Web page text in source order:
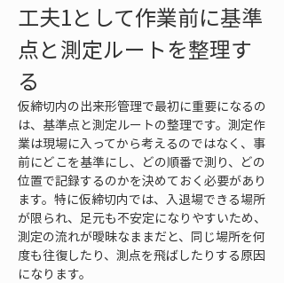
工夫1として作業前に基準
点と測定ルートを整理す
る
仮締切内の出来形管理で最初に重要になるの
は、基準点と測定ルートの整理です。測定作
業は現場に入ってから考えるのではなく、事
前にどこを基準にし、どの順番で測り、どの
位置で記録するのかを決めておく必要があり
ます。特に仮締切内では、入退場できる場所
が限られ、足元も不安定になりやすいため、
測定の流れが曖昧なままだと、同じ場所を何
度も往復したり、測点を飛ばしたりする原因
になります。